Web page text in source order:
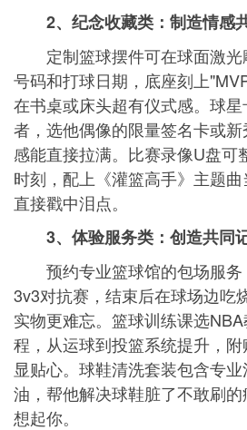
2、纪念收藏类：制造情感
定制篮球摆件可在球面激光
号码和打球日期，底座刻上
在书桌或床头超有仪式感。球
者，选他偶像的限量签名卡或
感能直接拉满。比赛录像U盘可
时刻，配上《灌篮高手》主题
直接戳中泪点。
3、体验服务类：创造共同
预约专业篮球馆的包场服务
3v3对抗赛，结束后在球场边吃
实物更难忘。篮球训练课选
程，从运球到投篮系统提升，
显贴心。球鞋清洗套装包含专
油，帮他解决球鞋脏了不敢刷
想起你。